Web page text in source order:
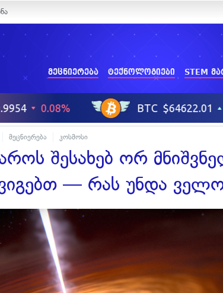
მეცნიერება ტექნოლოგიები STEM
მეცნიერება კოსმოსი
შესახებ ორ
— რას უნდა